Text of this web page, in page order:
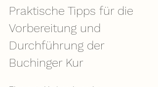
Praktische Tipps für die
Vorbereitung und
Durchführung der
Buchinger Kur